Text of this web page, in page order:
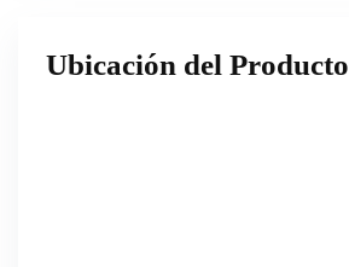
Ubicación del Producto